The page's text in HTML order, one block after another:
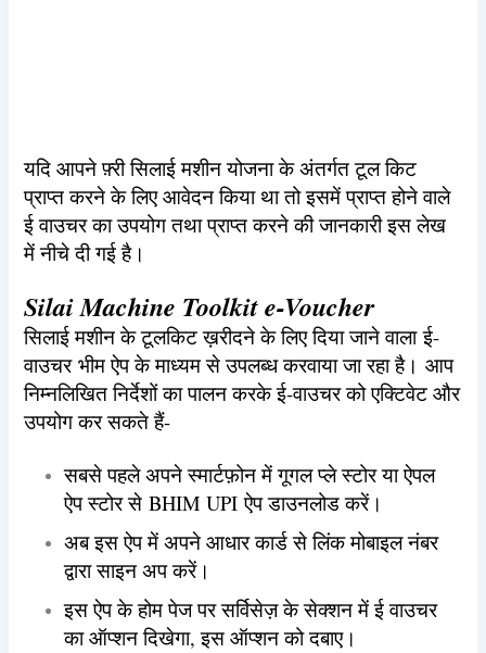
यदि आपने फ़्री सिलाई मशीन योजना के अंतर्गत टूल किट
प्राप्त करने के लिए आवेदन किया था तो इसमें प्राप्त होने वाले
ई वाउचर का उपयोग तथा प्राप्त करने की जानकारी इस लेख
में नीचे दी गई है।
Silai Machine Toolkit e-Voucher
सिलाई मशीन के टूलकिट ख़रीदने के लिए दिया जाने वाला ई-
वाउचर भीम ऐप के माध्यम से उपलब्ध करवाया जा रहा है। आप
निम्नलिखित निर्देशों का पालन करके ई-वाउचर को एक्टिवेट और
उपयोग कर सकते हैं-
सबसे पहले अपने स्मार्टफ़ोन में गूगल प्ले स्टोर या ऐपल
ऐप स्टोर से BHIM UPI ऐप डाउनलोड करें।
अब इस ऐप में अपने आधार कार्ड से लिंक मोबाइल नंबर
द्वारा साइन अप करें।
इस ऐप के होम पेज पर सर्विसेज़ के सेक्शन में ई वाउचर
का ऑप्शन दिखेगा, इस ऑप्शन को दबाए।